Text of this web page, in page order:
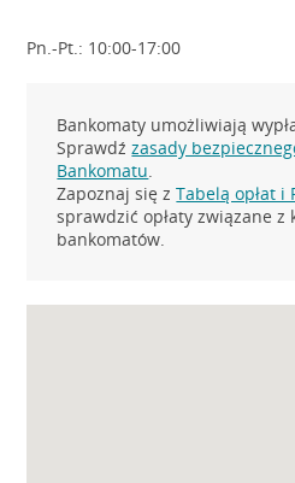
Pn.-Pt.: 10:00-17:00
Bankomaty umożliwiają
Sprawdźzasady
Bankomatu.
Zapoznaj się zTabelą opłat i
sprawdzić opłaty związane z
bankomatów.